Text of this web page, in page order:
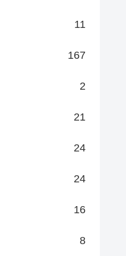
11
167
2
21
24
24
16
8